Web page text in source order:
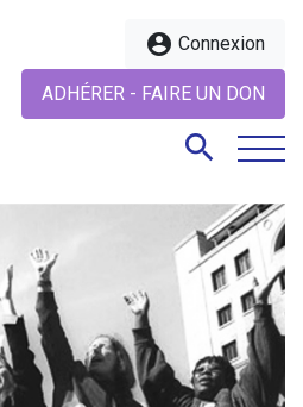
account_circle Connexion
ADHÉRER - FAIRE UN DON
search
search